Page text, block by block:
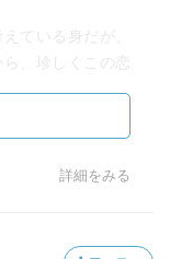
ではそこが決定
に多くの場所に
ている身だが、
、珍しくこの恋
はきっと原爆症
後に自殺すると
っているので、
詳細をみる